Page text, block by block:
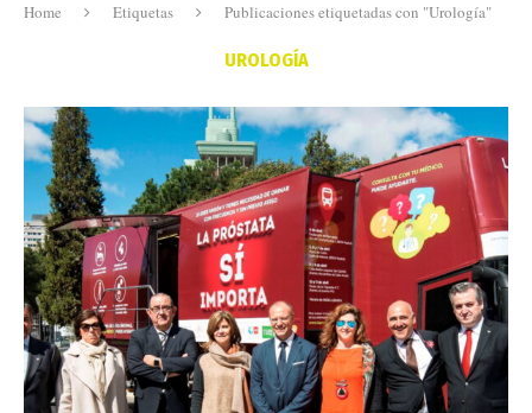
Home Etiquetas Publicaciones etiquetadas con "Urología"
UROLOGÍA